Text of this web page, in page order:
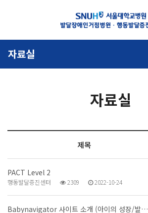
자료실
자료실
제목
PACT Level 2
행동발달증진센터 2309 2022-10-24
Babynavigator 사이트 소개 (아이의 성장/발…